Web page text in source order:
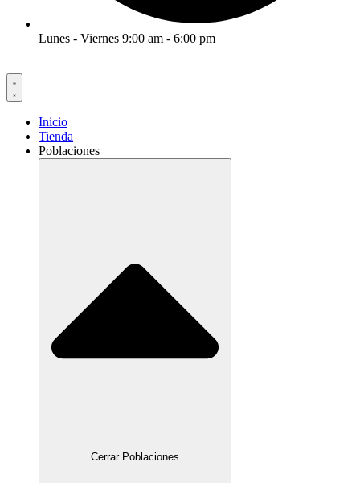
Lunes - Viernes 9:00 am - 6:00 pm
Inicio
Tienda
Poblaciones
Cerrar Poblaciones